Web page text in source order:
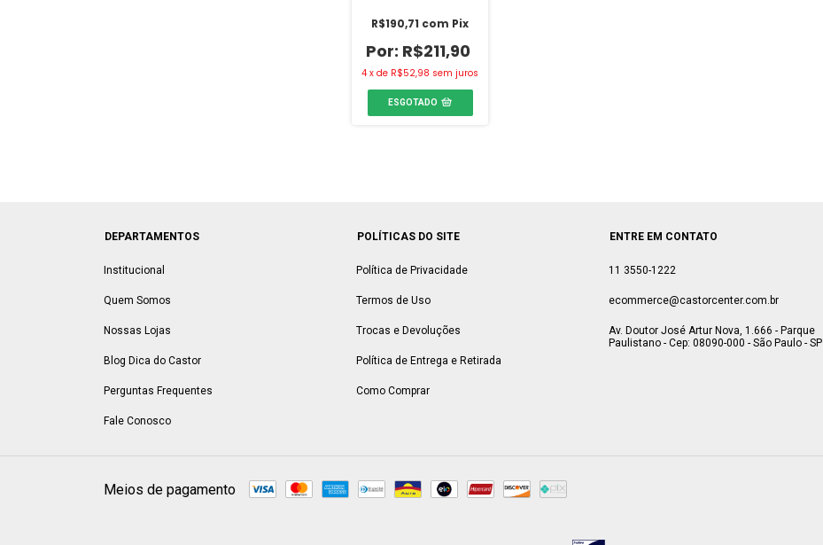
R$211,90
R$190,71 com Pix
4 x de R$52,98 sem juros
ESGOTADO
DEPARTAMENTOS
Institucional
Quem Somos
Nossas Lojas
Blog Dica do Castor
Perguntas Frequentes
Fale Conosco
POLÍTICAS DO SITE
Política de Privacidade
Termos de Uso
Trocas e Devoluções
Política de Entrega e Retirada
Como Comprar
ENTRE EM CONTATO
11 3550-1222
ecommerce@castorcenter.com.br
Av. Doutor José Artur Nova, 1.666 - Parque
Paulistano - Cep: 08090-000 - São Paulo - SP
Meios de pagamento